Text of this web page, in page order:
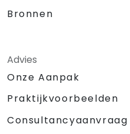
Bronnen
Advies
Onze Aanpak
Praktijkvoorbeelden
Consultancyaanvraag